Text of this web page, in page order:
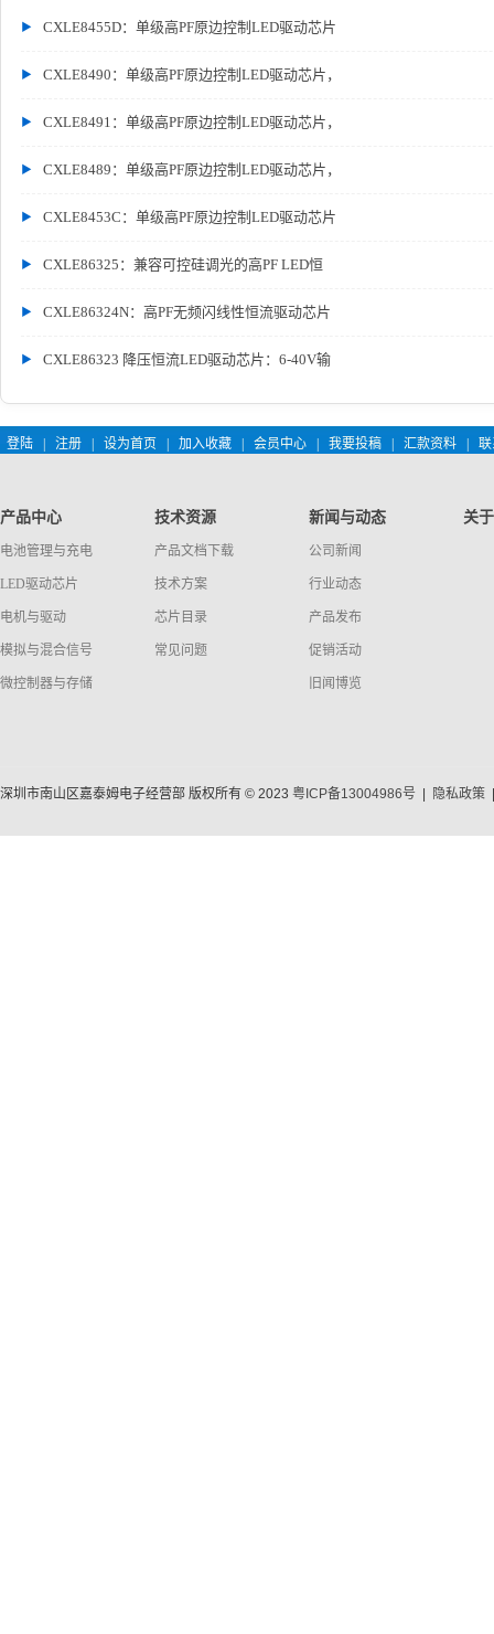
CXLE8455D：单级高PF原边控制LED驱动芯片
CXLE8490：单级高PF原边控制LED驱动芯片，
CXLE8491：单级高PF原边控制LED驱动芯片，
CXLE8489：单级高PF原边控制LED驱动芯片，
CXLE8453C：单级高PF原边控制LED驱动芯片
CXLE86325：兼容可控硅调光的高PF LED恒
CXLE86324N：高PF无频闪线性恒流驱动芯片
CXLE86323 降压恒流LED驱动芯片：6-40V输
登陆 注册 设为首页 加入收藏 会员中心 我要投稿 汇款资料
产品中心
电池管理与充电
LED驱动芯片
电机与驱动
模拟与混合信号
微控制器与存储
技术资源
产品文档下载
技术方案
芯片目录
常见问题
新闻与动态
公司新闻
行业动态
产品发布
促销活动
旧闻博览
关
深圳市南山区嘉泰姆电子经营部 版权所有 © 2023 粤ICP备13004986号 隐私政策